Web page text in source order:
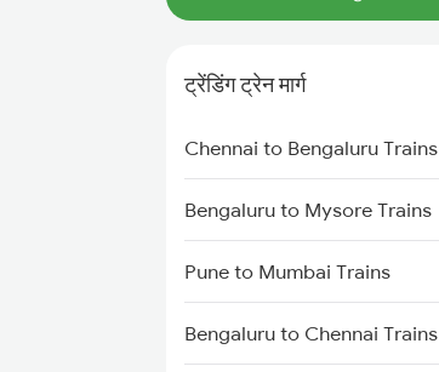
ट्रेंडिंग ट्रेन मार्ग
Chennai to Bengaluru Trains
Bengaluru to Mysore Trains
Pune to Mumbai Trains
Bengaluru to Chennai Trains